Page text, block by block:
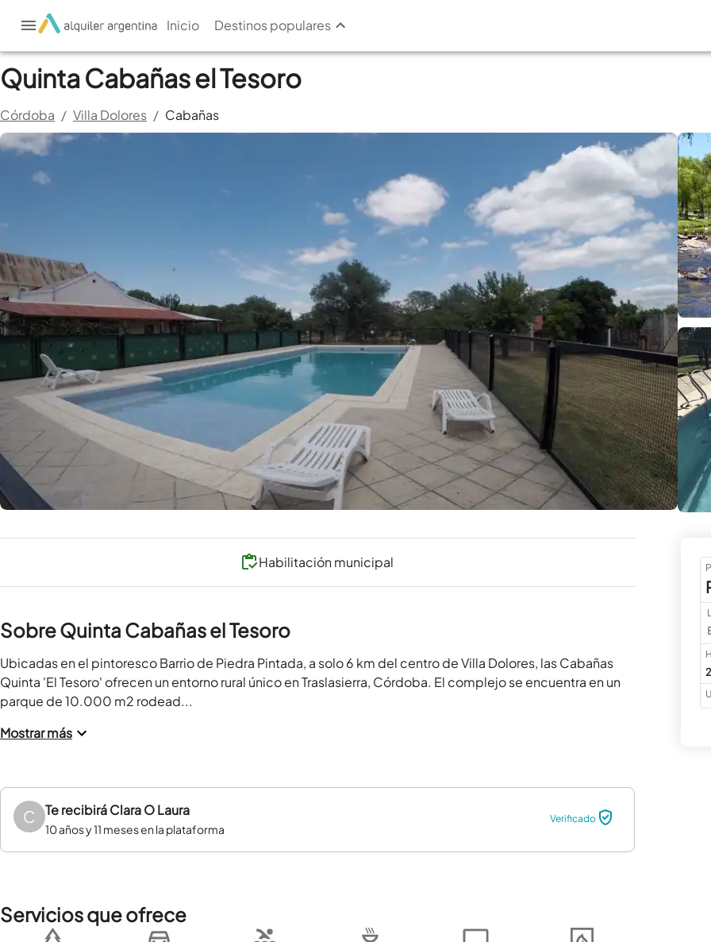
Inicio Destinos populares
Quinta Cabañas el Tesoro
Córdoba / Villa Dolores / Cabañas
Habilitación municipal
Sobre Quinta Cabañas el Tesoro
Ubicadas en el pintoresco Barrio de Piedra Pintada, a solo 6 km del centro de Villa Dolores, las Cabañas
Quinta 'El Tesoro' ofrecen un entorno rural único en Traslasierra, Córdoba. El complejo se encuentra en un
parque de 10.000 m2 rodead...
Mostrar más
C Te recibiráClara O Laura
10 años y 11 meses en la plataforma
Verificado
Servicios que ofrece